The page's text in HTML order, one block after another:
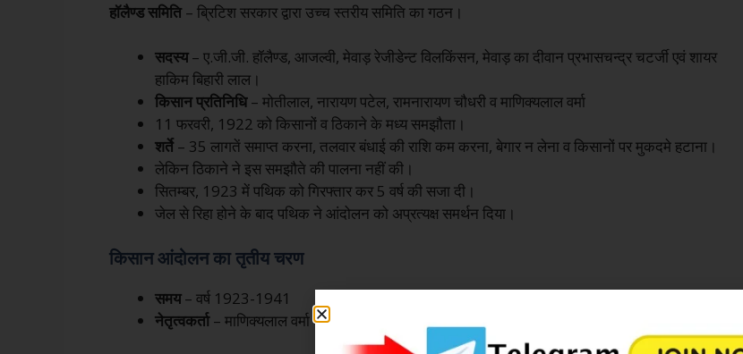
हॉलैण्ड समिति – ब्रिटिश सरकार द्वारा उच्च स्तरीय समिति का गठन।
सदस्य– ए.जी.जी. हॉलैण्ड, आजल्वी, मेवाड़ रेजीडेन्ट विलकिंसन, मेवाड़ का दीवान प्रभासचन्द्र चटर्जी एवं शायर
हाकिम बिहारी लाल।
किसान प्रतिनिधि– मोतीलाल, नारायण पटेल, रामनारायण चौधरी व माणिक्यलाल वर्मा
11 फरवरी, 1922 को किसानों व ठिकाने के मध्य समझौता।
शर्ते – 35 लागतें समाप्त करना, तलवार बंधाई की राशि कम करना, बेगार न लेना व किसानों पर मुकदमे हटाना।
लेकिन ठिकाने ने इस समझौते की पालना नहीं की।
सितम्बर, 1923 में पथिक को गिरफ्तार कर 5 वर्ष की सजा दी।
जेल से रिहा होने के बाद पथिक ने आंदोलन को अप्रत्यक्ष समर्थन दिया।
किसान आंदोलन कातृतीय चरण
समय– वर्ष 1923-1941
नेतृत्वकर्ता– माणिक्यलाल वर्मा